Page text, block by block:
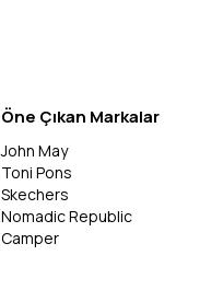
Öne Çıkan Markalar
John May
Toni Pons
Skechers
Nomadic Republic
Camper